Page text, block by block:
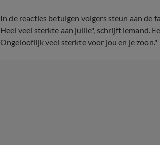
In de reacties betuigen volgers steun aan de
Heel veel sterkte aan jullie", schrijft iemand.
Ongelooflijk veel sterkte voor jou en je zoon."